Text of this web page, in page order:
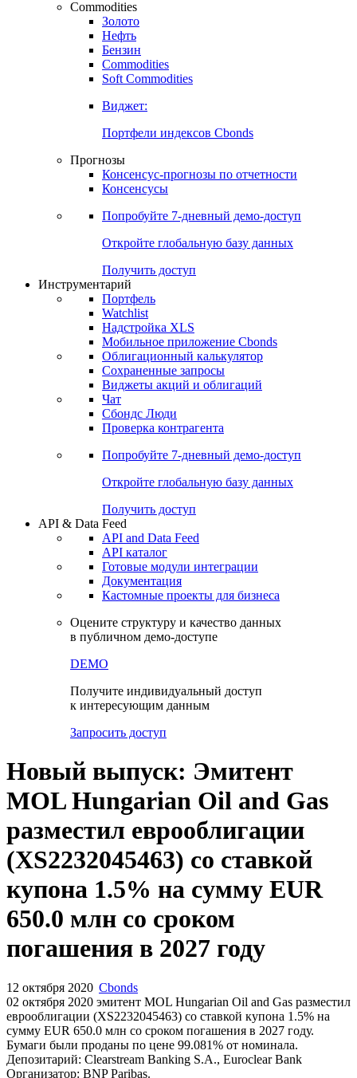
Commodities
Золото
Нефть
Бензин
Commodities
Soft Commodities
Виджет:
Портфели индексов Cbonds
Прогнозы
Консенсус-прогнозы по отчетности
Консенсусы
Попробуйте 7-дневный демо-доступ
Откройте глобальную базу данных
Получить доступ
Инструментарий
Портфель
Watchlist
Надстройка XLS
Мобильное приложение Cbonds
Облигационный калькулятор
Сохраненные запросы
Виджеты акций и облигаций
Чат
Сбондс Люди
Проверка контрагента
Попробуйте 7-дневный демо-доступ
Откройте глобальную базу данных
Получить доступ
API & Data Feed
API and Data Feed
API каталог
Готовые модули интеграции
Документация
Кастомные проекты для бизнеса
Оцените структуру и качество данных
в публичном демо-доступе
DEMO
Получите индивидуальный доступ
к интересующим данным
Запросить доступ
Новый выпуск: Эмитент
MOL Hungarian Oil and Gas
разместил еврооблигации
(XS2232045463) со ставкой
купона 1.5% на сумму EUR
650.0 млн со сроком
погашения в 2027 году
12 октября 2020 Cbonds
02 октября 2020 эмитент MOL Hungarian Oil and Gas разместил
еврооблигации (XS2232045463) cо ставкой купона 1.5% на
сумму EUR 650.0 млн со сроком погашения в 2027 году.
Бумаги были проданы по цене 99.081% от номинала.
Депозитарий: Clearstream Banking S.A., Euroclear Bank
Организатор: BNP Paribas.